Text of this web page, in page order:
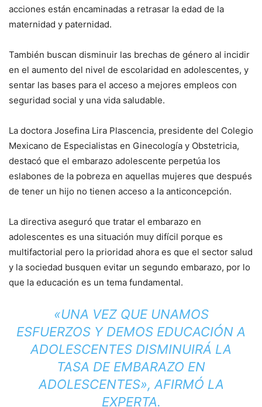
acciones están encaminadas a retrasar la edad de la
maternidad y paternidad.
También buscan disminuir las brechas de género al incidir
en el aumento del nivel de escolaridad en adolescentes, y
sentar las bases para el acceso a mejores empleos con
seguridad social y una vida saludable.
La doctora Josefina Lira Plascencia, presidente del Colegio
Mexicano de Especialistas en Ginecología y Obstetricia,
destacó que el embarazo adolescente perpetúa los
eslabones de la pobreza en aquellas mujeres que después
de tener un hijo no tienen acceso a la anticoncepción.
La directiva aseguró que tratar el embarazo en
adolescentes es una situación muy difícil porque es
multifactorial pero la prioridad ahora es que el sector salud
y la sociedad busquen evitar un segundo embarazo, por lo
que la educación es un tema fundamental.
«UNA VEZ QUE UNAMOS
ESFUERZOS Y DEMOS EDUCACIÓN A
ADOLESCENTES DISMINUIRÁ LA
TASA DE EMBARAZO EN
ADOLESCENTES», AFIRMÓ LA
EXPERTA.